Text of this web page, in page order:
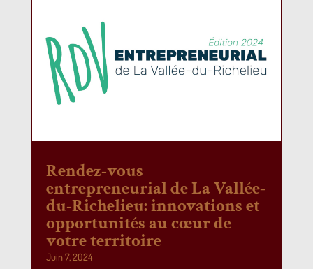
Rendez-vous
entrepreneurial de La Vallée-
du-Richelieu: innovations et
opportunités au cœur de
votre territoire
Juin 7, 2024